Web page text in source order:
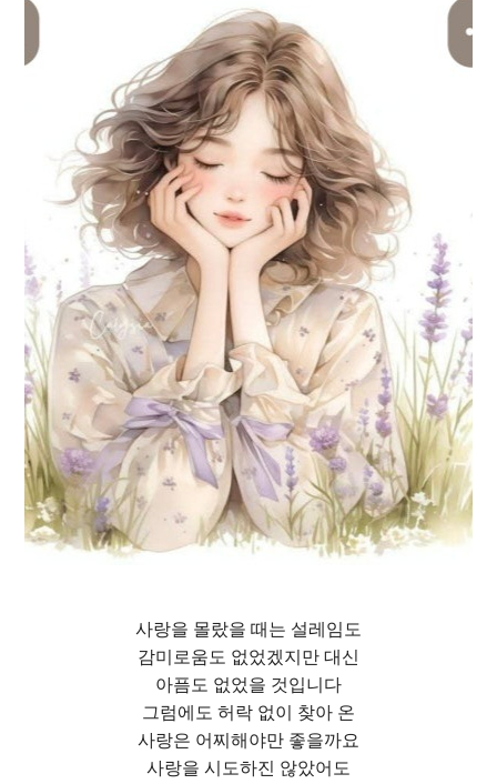
사랑을 몰랐을 때는 설레임도
감미로움도 없었겠지만 대신
아픔도 없었을 것입니다
그럼에도 허락 없이 찾아 온
사랑은 어찌해야만 좋을까요
사랑을 시도하진 않았어도